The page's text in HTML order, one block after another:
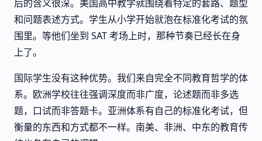
后的含义很深。美国高中教学就围绕着特定的套路、题型
和问题表述方式。学生从小学开始就泡在标准化考试的氛
围里。等他们坐到 SAT 考场上时，那种节奏已经长在身
上了。
国际学生没有这种优势。我们来自完全不同教育哲学的体
系。欧洲学校往往强调深度而非广度，论述题而非多选
题，口试而非答题卡。亚洲体系有自己的标准化考试，但
衡量的东西和方式都不一样。南美、非洲、中东的教育传